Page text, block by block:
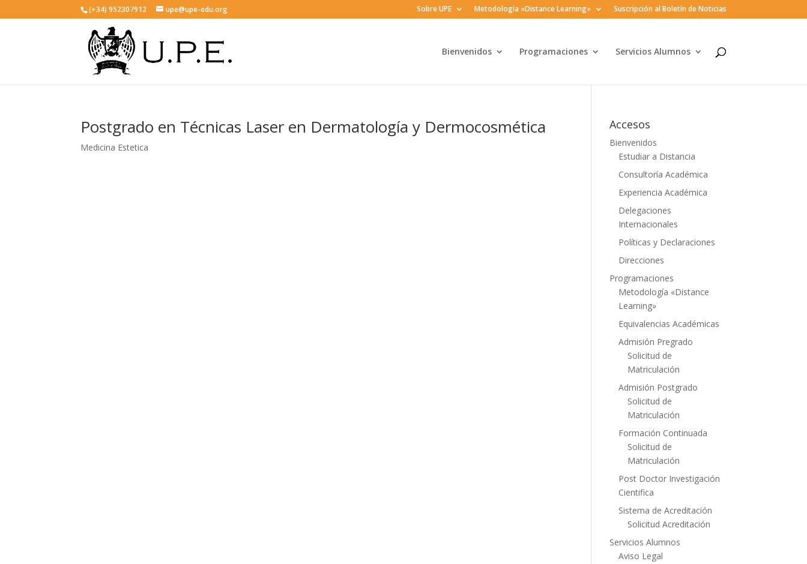
(+34) 952307912 upe@upe-edu.org Sobre UPE Metodología «Distance Learning» Suscripción al Boletín de Noticias
Bienvenidos Programaciones Servicios Alumnos
Postgrado en Técnicas Laser en Dermatología y Dermocosmética
Medicina Estetica
Accesos
Bienvenidos
Estudiar a Distancia
Consultoría Académica
Experiencia Académica
Delegaciones
Internacionales
Políticas y Declaraciones
Direcciones
Programaciones
Metodología «Distance
Learning»
Equivalencias Académicas
Admisión Pregrado
Solicitud de
Matriculación
Admisión Postgrado
Solicitud de
Matriculación
Formación Continuada
Solicitud de
Matriculación
Post Doctor Investigación
Cientifica
Sistema de Acreditación
Solicitud Acreditación
Servicios Alumnos
Aviso Legal